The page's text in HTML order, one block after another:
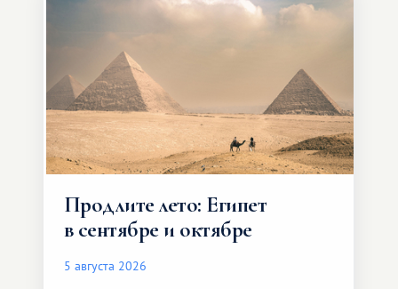
Продлите лето: Египет
в сентябре и октябре
5 августа 2026